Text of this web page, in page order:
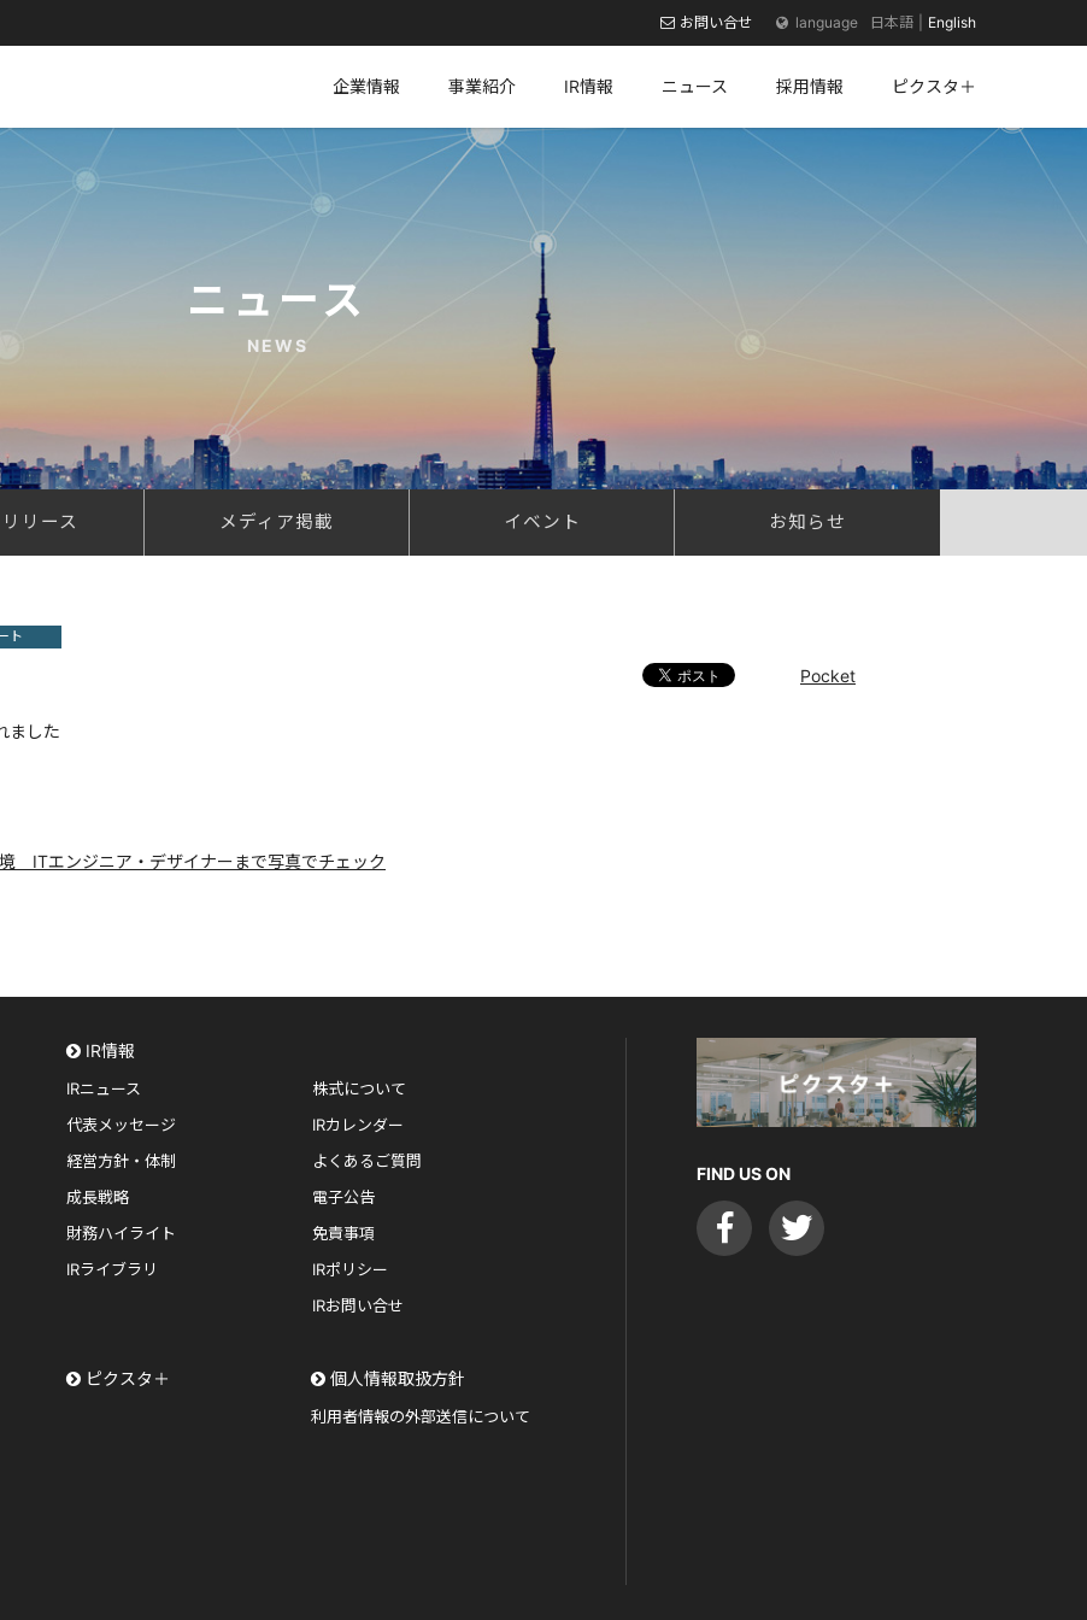
企業情報 事業紹介 IR情報 ニュース 採用情報 ピクスタ＋
お問い合せ 日本語 English
ニュース
NEWS
リース メディア掲載 イベント お知らせ
ト
Pocket
ました
ITエンジニア・デザイナーまで写真でチェック
IR情報
IRニュース
代表メッセージ
経営方針・体制
成長戦略
財務ハイライト
IRライブラリ
株式について
IRカレンダー
よくあるご質問
電子公告
免責事項
IRポリシー
IRお問い合せ
ピクスタ＋ 個人情報取扱方針
利用者情報の外部送信について
FIND US ON